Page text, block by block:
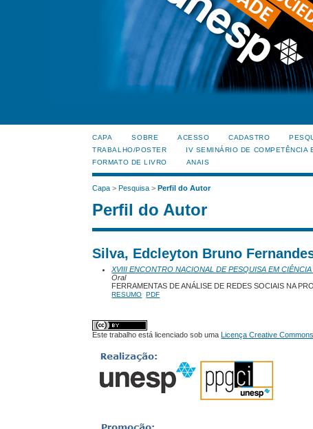
CAPA SOBRE ACESSO CADASTRO
TRABALHO/POSTER
IV SEMINÁRIO DE COMPETÊNCIA
FORMATO DE LIVRO
ANAIS
Capa >Pesquisa >Perfil do Autor
Perfil do Autor
Silva, Edcleyton Bruno
XVIII ENCONTRO NACIONAL DE PESQUISA EM
Oral
FERRAMENTAS DE ANÁLISE DE REDES SOCIAIS NA
RESUMO PDF
Este trabalho está licenciado sob uma Licença Creative